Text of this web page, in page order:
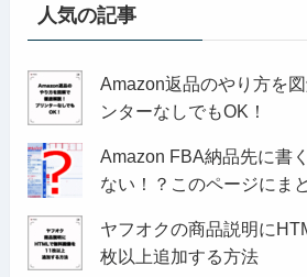
人気の記事
Amazon返品のやり方を
ンターなしでもOK！
Amazon FBA納品先に書
ない！？このページにま
ヤフオクの商品説明に
枚以上追加する方法